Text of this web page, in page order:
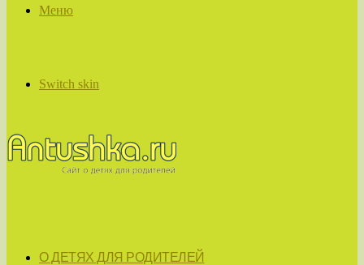
Меню
Switch skin
О ДЕТЯХ ДЛЯ РОДИТЕЛЕЙ